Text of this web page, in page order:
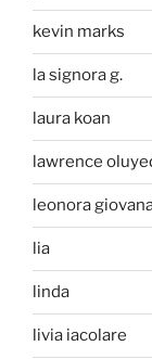
kevin marks
la signora g.
laura koan
lawrence
leonora
lia
linda
livia iacolare